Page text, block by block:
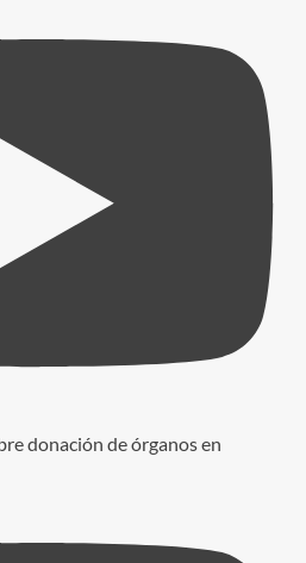
donación de órganos en